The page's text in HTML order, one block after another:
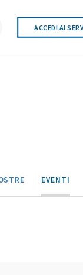
ACCEDI AI
EVENTI